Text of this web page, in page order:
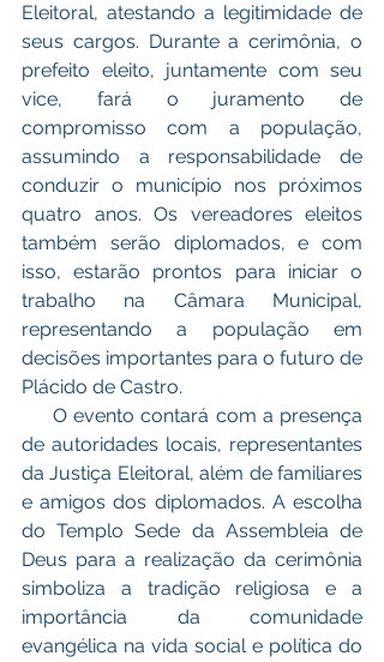
Eleitoral, atestando a legitimidade de
seus cargos. Durante a cerimônia, o
prefeito eleito, juntamente com seu
vice, fará o juramento de
compromisso com a população,
assumindo a responsabilidade de
conduzir o município nos próximos
quatro anos. Os vereadores eleitos
também serão diplomados, e com
isso, estarão prontos para iniciar o
trabalho na Câmara Municipal,
representando a população em
decisões importantes para o futuro de
Plácido de Castro.
de autoridades locais, representantes
da Justiça Eleitoral, além de familiares
e amigos dos diplomados. A escolha
do Templo Sede da Assembleia de
Deus para a realização da cerimônia
simboliza a tradição religiosa e a
importância da comunidade
evangélica na vida social e política do